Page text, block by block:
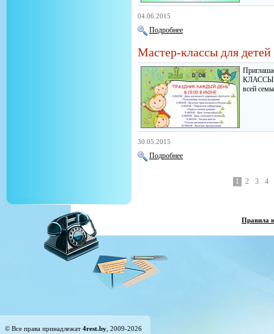
04.06.2015
Подробнее
Мастер-классы для детей
КЛАССЫ!
всей
30.05.2015
Подробнее
1 2 3 4
Правила
© Все права принадлежат 4rest.by , 2009-2026